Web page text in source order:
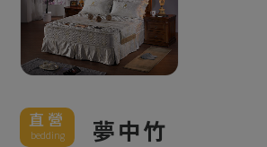
直營
bedding 夢中竹